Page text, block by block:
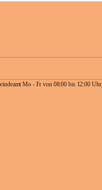
Mo - Fr von 08:00 bis 12:00 Uhr.